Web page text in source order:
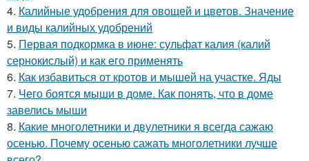
4. Калийные удобрения для овощей и цветов. Значение
и виды калийных удобрений
5. Первая подкормка в июне: сульфат калия (калий
сернокислый) и как его применять
6. Как избавиться от кротов и мышей на участке. Яды
7. Чего боятся мыши в доме. Как понять, что в доме
завелись мыши
8. Какие многолетники и двулетники я всегда сажаю
осенью. Почему осенью сажать многолетники лучше